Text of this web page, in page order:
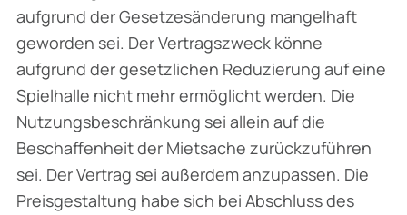
aufgrund der Gesetzesänderung mangelhaft
geworden sei. Der Vertragszweck könne
aufgrund der gesetzlichen Reduzierung auf eine
Spielhalle nicht mehr ermöglicht werden. Die
Nutzungs­beschränkung sei allein auf die
Beschaffenheit der Mietsache zurückzuführen
sei. Der Vertrag sei außerdem anzupassen. Die
Preisgestaltung habe sich bei Abschluss des